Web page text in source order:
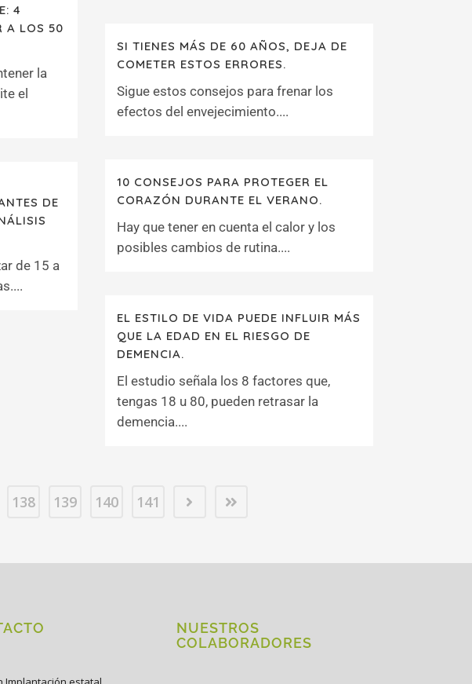
4
A LOS 50
la
el
SI TIENES MÁS DE 60 AÑOS, DEJA DE
COMETER ESTOS ERRORES.
Sigue estos consejos para frenar los
efectos del envejecimiento....
10 CONSEJOS PARA PROTEGER EL
CORAZÓN DURANTE EL VERANO.
Hay que tener en cuenta el calor y los
posibles cambios de rutina....
DE
de 15 a
EL ESTILO DE VIDA PUEDE INFLUIR MÁS
QUE LA EDAD EN EL RIESGO DE
DEMENCIA.
El estudio señala los 8 factores que,
tengas 18 u 80, pueden retrasar la
demencia....
138 139 140 141
NUESTROS
COLABORADORES